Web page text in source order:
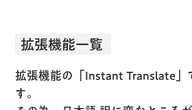
拡張機能一覧
拡張機能の「Instant Translate」
す。